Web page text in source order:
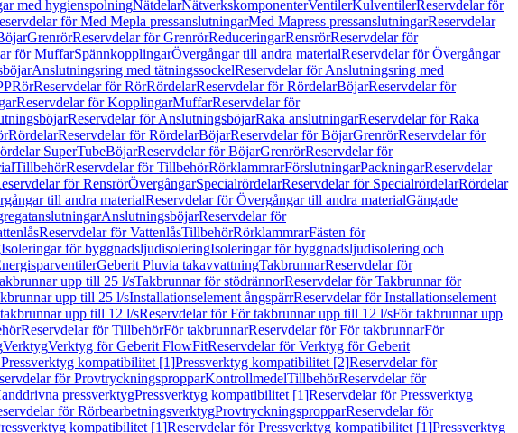
med hygienspolningNätdelarNätverkskomponenterVentilerKulventilerReservdelar för
för Med Mepla pressanslutningarMed Mapress pressanslutningarReservdelar
GrenrörReservdelar för GrenrörReduceringarRensrörReservdelar för
för MuffarSpännkopplingarÖvergångar till andra materialReservdelar för Övergångar
Anslutningsring med tätningssockelReservdelar för Anslutningsring med
RörReservdelar för RörRördelarReservdelar för RördelarBöjarReservdelar för
Reservdelar för KopplingarMuffarReservdelar för
Reservdelar för AnslutningsböjarRaka anslutningarReservdelar för Raka
RördelarReservdelar för RördelarBöjarReservdelar för BöjarGrenrörReservdelar för
SuperTubeBöjarReservdelar för BöjarGrenrörReservdelar för
TillbehörReservdelar för TillbehörRörklammrarFörslutningarPackningarReservdelar
för RensrörÖvergångarSpecialrördelarReservdelar för SpecialrördelarRördelar
till andra materialReservdelar för Övergångar till andra materialGängade
AnslutningsböjarReservdelar för
Reservdelar för VattenlåsTillbehörRörklammrarFästen för
Isoleringar för byggnadsljudisoleringIsoleringar för byggnadsljudisolering och
Geberit Pluvia takavvattningTakbrunnarReservdelar för
upp till 25 l/sTakbrunnar för stödrännorReservdelar för Takbrunnar för
upp till 25 l/sInstallationselement ångspärrReservdelar för Installationselement
upp till 12 l/sReservdelar för För takbrunnar upp till 12 l/sFör takbrunnar upp
Reservdelar för TillbehörFör takbrunnarReservdelar för För takbrunnarFör
VerktygVerktyg för Geberit FlowFitReservdelar för Verktyg för Geberit
kompatibilitet [1]Pressverktyg kompatibilitet [2]Reservdelar för
för ProvtryckningspropparKontrollmedelTillbehörReservdelar för
pressverktygPressverktyg kompatibilitet [1]Reservdelar för Pressverktyg
för RörbearbetningsverktygProvtryckningspropparReservdelar för
kompatibilitet [1]Reservdelar för Pressverktyg kompatibilitet [1]Pressverktyg